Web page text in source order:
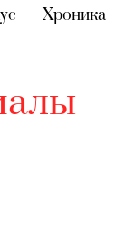
(current)
Хроника